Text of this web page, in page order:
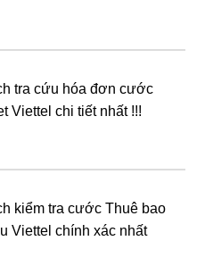
tra cứu hóa đơn cước
Viettel chi tiết nhất !!!
kiểm tra cước Thuê bao
Viettel chính xác nhất